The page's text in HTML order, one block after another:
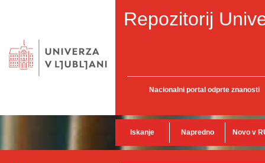
Repozitorij
Nacionalni portal odprte znanosti
Iskanje Napredno Novo v